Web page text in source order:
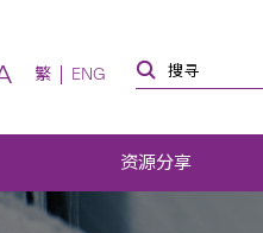
繁 ENG
资源分享